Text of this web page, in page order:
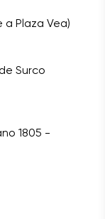
a Plaza Vea)
Surco
1805 -